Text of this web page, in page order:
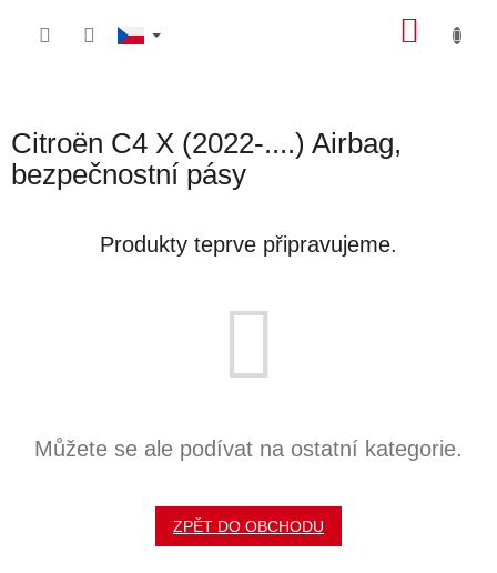
Citroën C4 X (2022-....) Airbag,
bezpečnostní pásy
Produkty teprve připravujeme.
Můžete se ale podívat na ostatní kategorie.
ZPĚT DO OBCHODU